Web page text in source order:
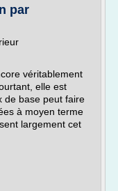
par
véritablement
elle est
de base peut faire
à moyen terme
largement cet